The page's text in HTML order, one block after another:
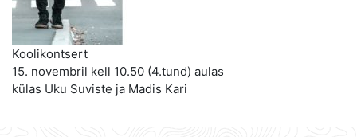
Koolikontsert
15. novembril kell 10.50 (4.tund) aulas
külas Uku Suviste ja Madis Kari